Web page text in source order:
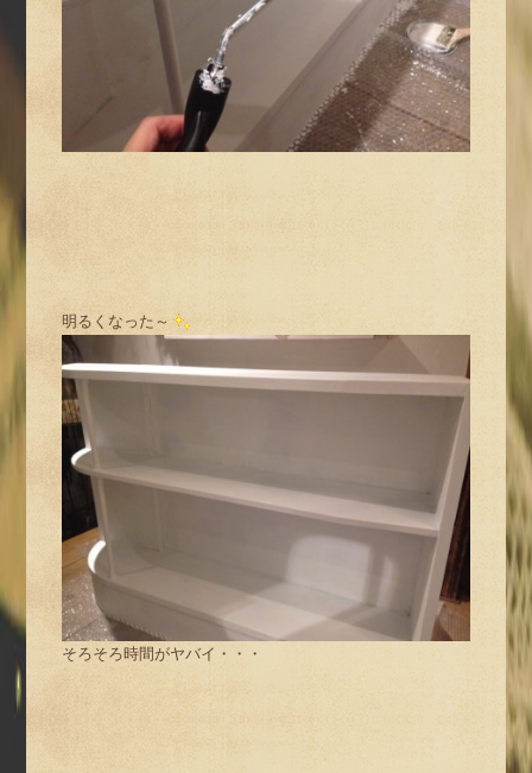
明るくなった～
そろそろ時間がヤバイ・・・